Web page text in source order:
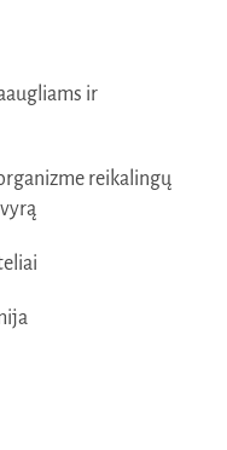
ir
reikalingų